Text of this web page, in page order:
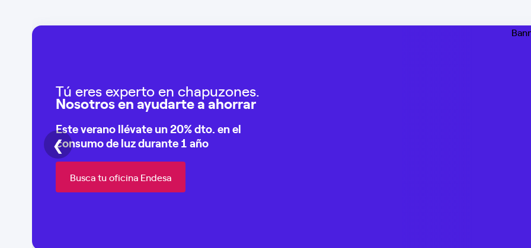
Tú eres experto en chapuzones.
Nosotros en ayudarte a ahorrar
Este verano llévate un20% dto. en el
consumo deluz durante 1 año
Busca tu oficina Endesa
❮